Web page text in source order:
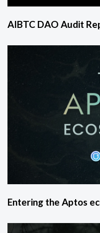
AIBTC DAO Audit
Entering the Aptos